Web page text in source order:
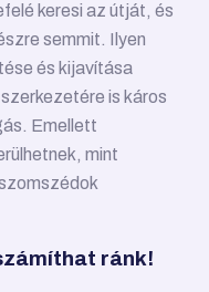
keresi az útját, és
semmit. Ilyen
és kijavítása
is káros
Emellett
mint
ránk!